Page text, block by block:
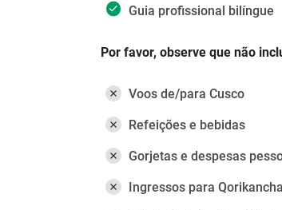
Guia profissional bilíngue
Por favor, observe que não
Voos de/para Cusco
Refeições e bebidas
Gorjetas e despesas
Ingressos para